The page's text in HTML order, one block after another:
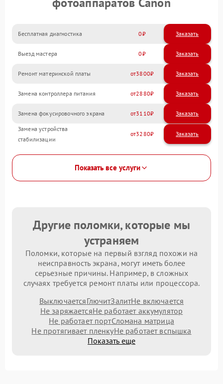
Бесплатная диагностика 0 Заказать
Выезд мастера 0 Заказать
Ремонт материнской платы 3800
Замена контроллера питания 2880
Замена фокусировочного экрана 3110
Замена устройства
стабилизации
3280
Показать все услуги
Другие поломки, которые мы
устраняем
Поломки, которые на первый взгляд похожи на
неисправность экрана, могут иметь более
серьезные причины. Например, в сложных
случаях требуется ремонт платы или процессора.
ВыключаетсяГлючитЗалитНе включается
Не заряжаетсяНе работает аккумулятор
Не работает портСломана матрица
Не протягивает пленкуНе работает вспышка
Показать еще